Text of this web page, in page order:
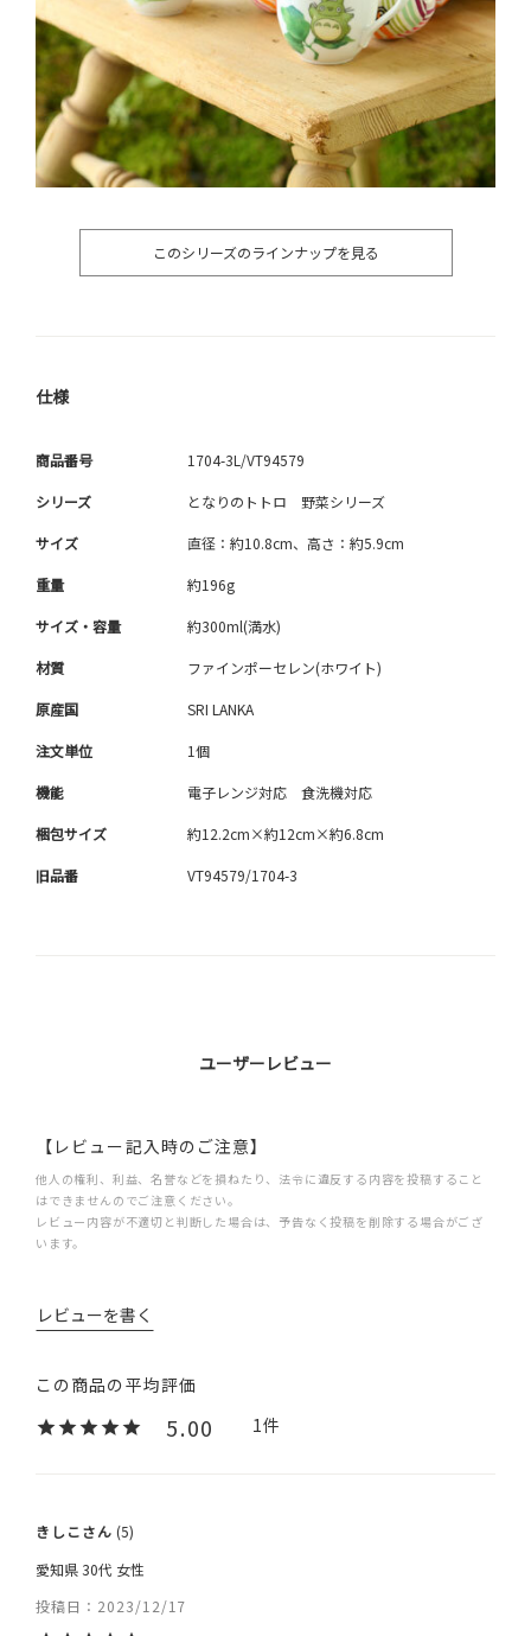
このシリーズのラインナップを見る
仕様
商品番号 1704-3L/VT94579
シリーズ となりのトトロ 野菜シリーズ
サイズ 直径：約10.8cm、高さ：約5.9cm
重量 約196g
サイズ・容量 約300ml(満水)
材質 ファインポーセレン(ホワイト)
原産国 SRI LANKA
注文単位 1個
機能 電子レンジ対応 食洗機対応
梱包サイズ 約12.2cm×約12cm×約6.8cm
旧品番 VT94579/1704-3
ユーザーレビュー
【レビュー記入時のご注意】
他人の権利、利益、名誉などを損ねたり、法令に違反する内容を投稿すること
はできませんのでご注意ください。
レビュー内容が不適切と判断した場合は、予告なく投稿を削除する場合がござ
います。
5.00 1
きしこ
5
愛知県30代 女性
投稿日
2023/12/17
レビューを書く